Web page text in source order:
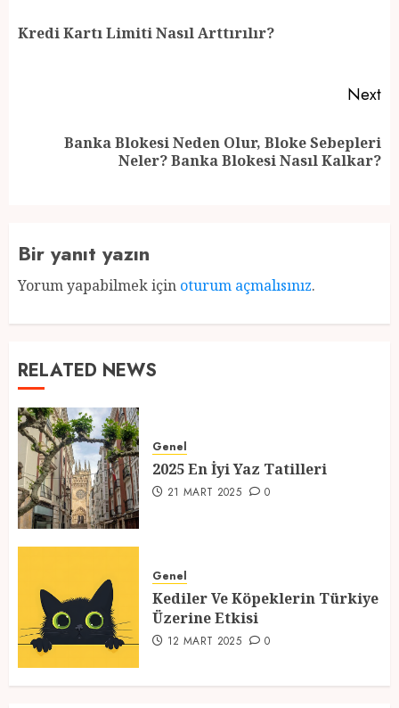
Kredi Kartı Limiti Nasıl Arttırılır?
Next
Banka Blokesi Neden Olur, Bloke Sebepleri
Neler? Banka Blokesi Nasıl Kalkar?
Bir yanıt yazın
Yorum yapabilmek için oturum açmalısınız.
RELATED NEWS
Genel
2025 En İyi Yaz Tatilleri
21 MART 2025 0
Genel
Kediler Ve Köpeklerin Türkiye
Üzerine Etkisi
12 MART 2025 0